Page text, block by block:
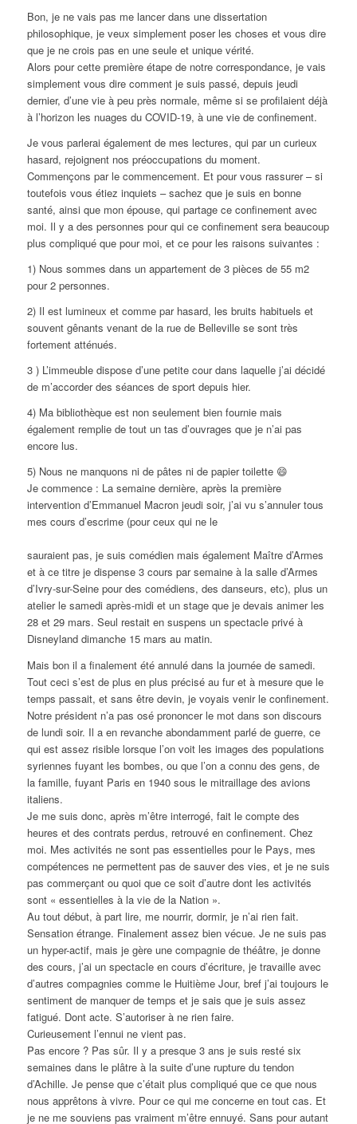
Bon, je ne vais pas me lancer dans une dissertation
philosophique, je veux simplement poser les choses et vous dire
que je ne crois pas en une seule et unique vérité.
Alors pour cette première étape de notre correspondance, je vais
simplement vous dire comment je suis passé, depuis jeudi
dernier, d’une vie à peu près normale, même si se profilaient déjà
à l’horizon les nuages du COVID-19, à une vie de confinement.
Je vous parlerai également de mes lectures, qui par un curieux
hasard, rejoignent nos préoccupations du moment.
Commençons par le commencement. Et pour vous rassurer – si
toutefois vous étiez inquiets – sachez que je suis en bonne
santé, ainsi que mon épouse, qui partage ce confinement avec
moi. Il y a des personnes pour qui ce confinement sera beaucoup
plus compliqué que pour moi, et ce pour les raisons suivantes :
1) Nous sommes dans un appartement de 3 pièces de 55 m2
pour 2 personnes.
2) Il est lumineux et comme par hasard, les bruits habituels et
souvent gênants venant de la rue de Belleville se sont très
fortement atténués.
3 ) L’immeuble dispose d’une petite cour dans laquelle j’ai décidé
de m’accorder des séances de sport depuis hier.
4) Ma bibliothèque est non seulement bien fournie mais
également remplie de tout un tas d’ouvrages que je n’ai pas
encore lus.
5) Nous ne manquons ni de pâtes ni de papier toilette 😄
Je commence : La semaine dernière, après la première
intervention d’Emmanuel Macron jeudi soir, j’ai vu s’annuler tous
mes cours d’escrime (pour ceux qui ne le
sauraient pas, je suis comédien mais également Maître d’Armes
et à ce titre je dispense 3 cours par semaine à la salle d’Armes
d’Ivry-sur-Seine pour des comédiens, des danseurs, etc), plus un
atelier le samedi après-midi et un stage que je devais animer les
28 et 29 mars. Seul restait en suspens un spectacle privé à
Disneyland dimanche 15 mars au matin.
Mais bon il a finalement été annulé dans la journée de samedi.
Tout ceci s’est de plus en plus précisé au fur et à mesure que le
temps passait, et sans être devin, je voyais venir le confinement.
Notre président n’a pas osé prononcer le mot dans son discours
de lundi soir. Il a en revanche abondamment parlé de guerre, ce
qui est assez risible lorsque l’on voit les images des populations
syriennes fuyant les bombes, ou que l’on a connu des gens, de
la famille, fuyant Paris en 1940 sous le mitraillage des avions
italiens.
Je me suis donc, après m’être interrogé, fait le compte des
heures et des contrats perdus, retrouvé en confinement. Chez
moi. Mes activités ne sont pas essentielles pour le Pays, mes
compétences ne permettent pas de sauver des vies, et je ne suis
pas commerçant ou quoi que ce soit d’autre dont les activités
sont « essentielles à la vie de la Nation ».
Au tout début, à part lire, me nourrir, dormir, je n’ai rien fait.
Sensation étrange. Finalement assez bien vécue. Je ne suis pas
un hyper-actif, mais je gère une compagnie de théâtre, je donne
des cours, j’ai un spectacle en cours d’écriture, je travaille avec
d’autres compagnies comme le Huitième Jour, bref j’ai toujours le
sentiment de manquer de temps et je sais que je suis assez
fatigué. Dont acte. S’autoriser à ne rien faire.
Curieusement l’ennui ne vient pas.
Pas encore ? Pas sûr. Il y a presque 3 ans je suis resté six
semaines dans le plâtre à la suite d’une rupture du tendon
d’Achille. Je pense que c’était plus compliqué que ce que nous
nous apprêtons à vivre. Pour ce qui me concerne en tout cas. Et
je ne me souviens pas vraiment m’être ennuyé. Sans pour autant